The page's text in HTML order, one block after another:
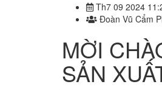
Th7 09 2024
Đoàn Vũ Cẩm
MỜI
SẢN